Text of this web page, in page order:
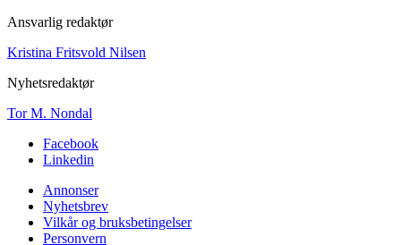
Ansvarlig redaktør
Kristina Fritsvold Nilsen
Nyhetsredaktør
Tor M. Nondal
Facebook
Linkedin
Annonser
Nyhetsbrev
Vilkår og bruksbetingelser
Personvern